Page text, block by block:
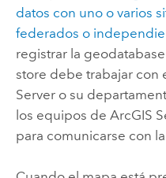
datos con uno o varios
federados o
registrar la
store debe trabajar con
Servero su
los equipos de ArcGIS
para comunicarse con